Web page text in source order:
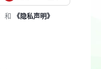
和 《隐私声明》